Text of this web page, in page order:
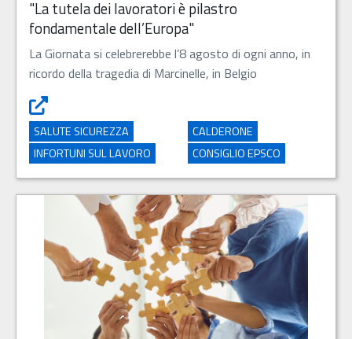
"La tutela dei lavoratori è pilastro
fondamentale dell’Europa"
La Giornata si celebrerebbe l’8 agosto di ogni anno, in
ricordo della tragedia di Marcinelle, in Belgio
Il Ministro Calderone chiede una Giornata europea per
SALUTE SICUREZZA
INFORTUNI SUL LAVORO
CALDERONE
CONSIGLIO EPSCO